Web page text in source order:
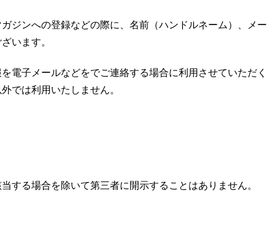
ジンへの登録などの際に、名前（ハンドルネーム）、メー
います。
電子メールなどをでご連絡する場合に利用させていただく
では利用いたしません。
する場合を除いて第三者に開示することはありません。